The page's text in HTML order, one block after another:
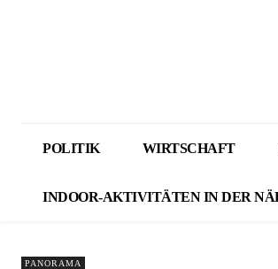
POLITIK WIRTSCHAFT
INDOOR-AKTIVITÄTEN IN DER
PANORAMA